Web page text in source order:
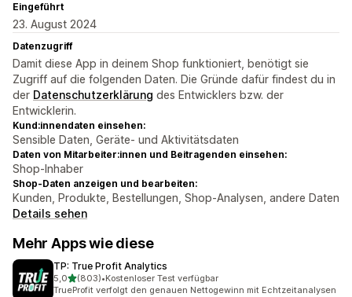
Eingeführt
23. August 2024
Datenzugriff
Damit diese App in deinem Shop funktioniert, benötigt sie
Zugriff auf die folgenden Daten. Die Gründe dafür findest du in
der Datenschutzerklärung des Entwicklers bzw. der
Entwicklerin.
Kund:innendaten einsehen:
Sensible Daten, Geräte- und Aktivitätsdaten
Daten von Mitarbeiter:innen und Beitragenden einsehen:
Shop-Inhaber
Shop-Daten anzeigen und bearbeiten:
Kunden, Produkte, Bestellungen, Shop-Analysen, andere Daten
Details sehen
Mehr Apps wie diese
TP: True Profit Analytics
5,0von 5 Sternen
(803)
803 Rezensionen insgesamt
•Kostenloser Test verfügbar
TrueProfit verfolgt den genauen Nettogewinn mit Echtzeitanalysen